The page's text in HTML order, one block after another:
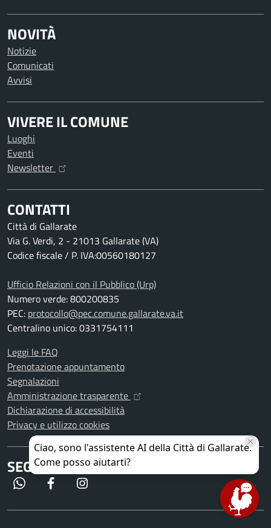
NOVITÀ
Notizie
Comunicati
Avvisi
VIVERE IL COMUNE
Luoghi
Eventi
Newsletter
CONTATTI
Città di Gallarate
Via G. Verdi, 2 - 21013 Gallarate (VA)
Codice fiscale / P. IVA:00560180127
Ufficio Relazioni con il Pubblico (Urp)
Numero verde: 800200835
PEC: protocollo@pec.comune.gallarate.va.it
Centralino unico: 0331754111
Leggi le FAQ
Prenotazione appuntamento
Segnalazioni
Amministrazione trasparente
Dichiarazione di accessibilità
Privacy e utilizzo cookies
SEGUICI SU
WhatsApp Facebook